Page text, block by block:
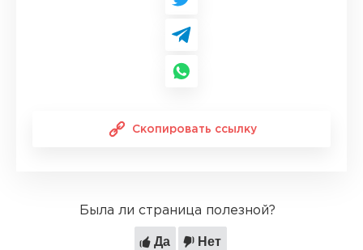
Скопировать ссылку
Была ли страница полезной?
Да Нет